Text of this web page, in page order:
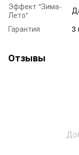
Эффект "Зима-
Лето"
Гарантия
3
Отзывы